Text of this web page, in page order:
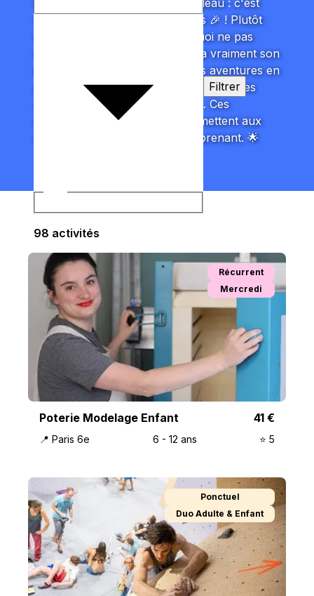
créer des souvenirs inoubliables 🎉 ! Plutôt
qu'un jouet ou un objet, pourquoi ne pas
choisir une activité qui marquera vraiment son
esprit ? Des ateliers créatifs, des aventures en
plein air, des découvertes ludiques ou des
moments à partager en famille… Ces
expériences d'anniversaire permettent aux
enfants de s’amuser tout en apprenant. 🌟
Filtrer
98 activités
Récurrent
Mercredi
Poterie Modelage Enfant 41 €
📍 Paris 6e 6 - 12 ans ⭐️ 5
Ponctuel
Duo Adulte & Enfant